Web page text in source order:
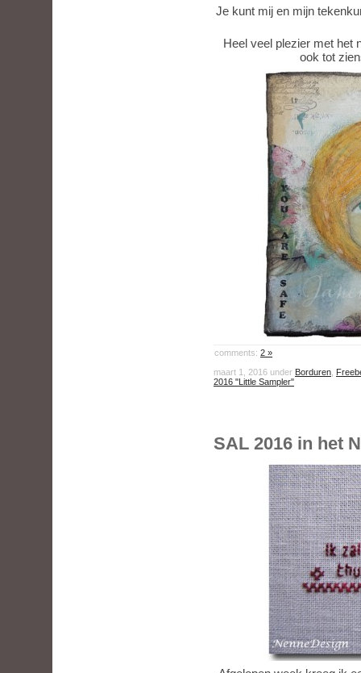
Je kunt mij en mijn
Heel veel plezier met het
ook tot
comments: 2 »
maart 1, 2016 under Borduren
2016 "Little Sampler"
SAL 2016 in het